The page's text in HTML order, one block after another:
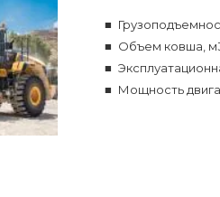
Объем ковша,
Мощность